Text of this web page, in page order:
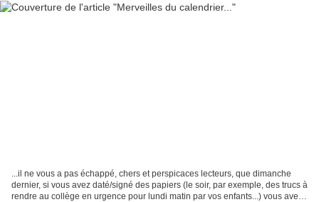
...il ne vous a pas échappé, chers et perspicaces lecteurs, que dimanche
dernier, si vous avez daté/signé des papiers (le soir, par exemple, des trucs à
rendre au collège en urgence pour lundi matin par vos enfants...) vous avez